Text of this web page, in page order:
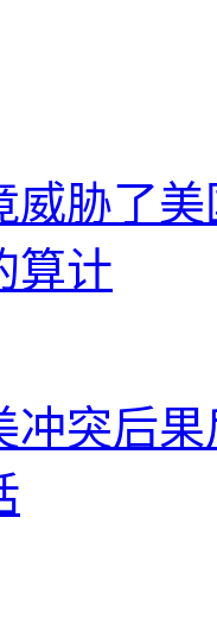
威胁了
算计
冲突后